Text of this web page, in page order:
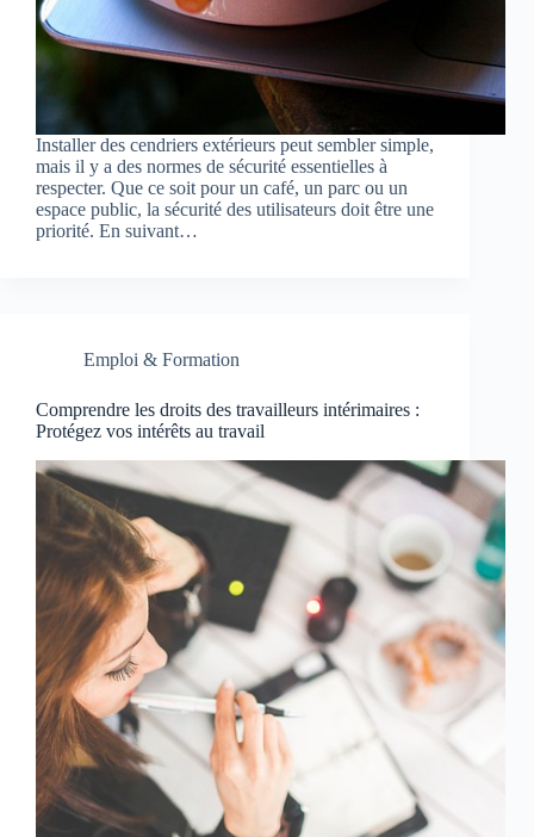
Installer des cendriers extérieurs peut sembler simple,
mais il y a des normes de sécurité essentielles à
respecter. Que ce soit pour un café, un parc ou un
espace public, la sécurité des utilisateurs doit être une
priorité. En suivant…
Emploi & Formation
Comprendre les droits des travailleurs intérimaires :
Protégez vos intérêts au travail